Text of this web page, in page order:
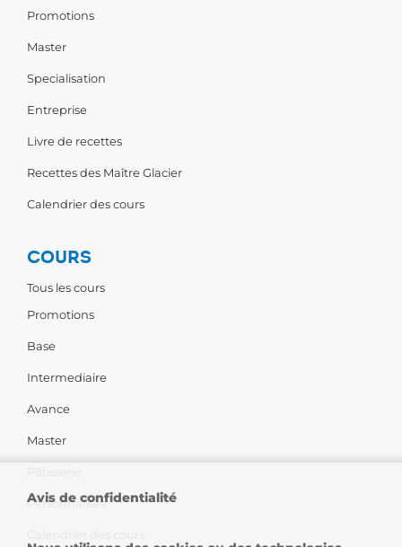
Promotions
Master
Specialisation
Entreprise
Livre de recettes
Recettes des Maître Glacier
Calendrier des cours
COURS
Tous les cours
Promotions
Base
Intermediaire
Avance
Master
Personnalises
Avis de confidentialité